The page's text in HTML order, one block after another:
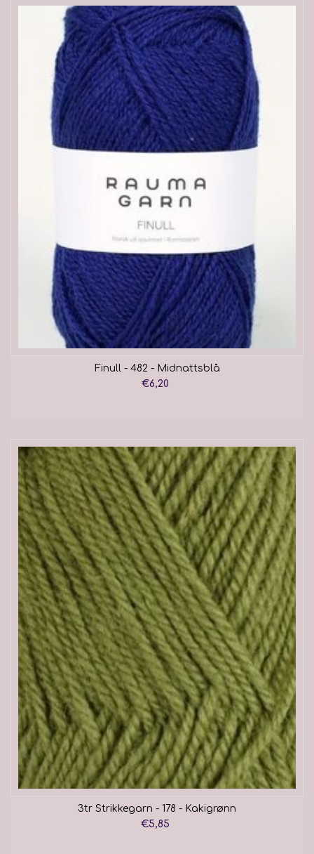
Finull - 482 - Midnattsblå
€6,20
3tr Strikkegarn - 178 - Kakigrønn
€5,85